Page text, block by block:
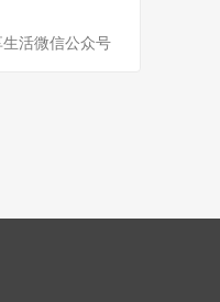
活微信公众号